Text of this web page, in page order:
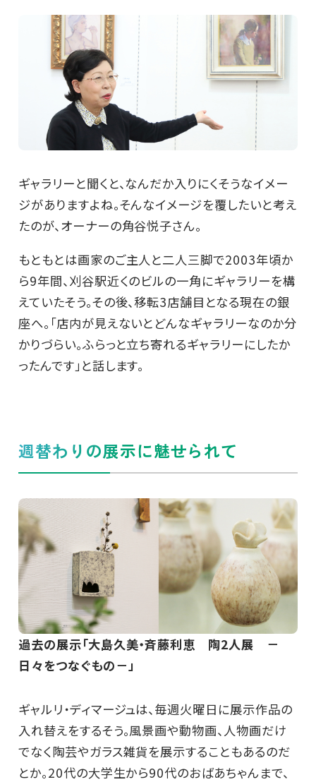
ギャラリーと聞くと、なんだか入りにくそうなイメー
ジがありますよね。そんなイメージを覆したいと考え
たのが、オーナーの角谷悦子さん。
もともとは画家のご主人と二人三脚で2003年頃か
ら9年間、刈谷駅近くのビルの一角にギャラリーを構
えていたそう。その後、移転3店舗目となる現在の銀
座へ。「店内が見えないとどんなギャラリーなのか分
かりづらい。ふらっと立ち寄れるギャラリーにしたか
ったんです」と話します。
週替わりの展示に魅せられて
過去の展示「大島久美・斉藤利恵 陶2人展 －
日々をつなぐもの－」
ギャルリ・ディマージュは、毎週火曜日に展示作品の
入れ替えをするそう。風景画や動物画、人物画だけ
でなく陶芸やガラス雑貨を展示することもあるのだ
とか。20代の大学生から90代のおばあちゃんまで、